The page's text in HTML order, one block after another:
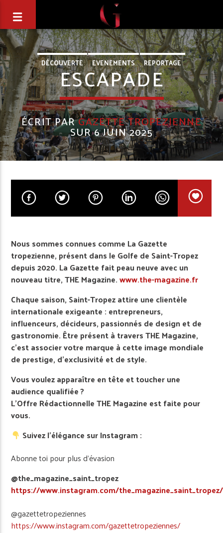
DÉCOUVERTE EVENEMENTS REPORTAGE
ESCAPADE
ÉCRIT PARGAZETTE TROPEZIENNE
SUR 6 JUIN 2025
Nous sommes connues comme La Gazette
tropezienne, présent dans le Golfe de Saint-Tropez
depuis 2020. La Gazette fait peau neuve avec un
nouveau titre, THE Magazine.www.the-magazine.fr
Chaque saison, Saint-Tropez attire une clientèle
internationale exigeante : entrepreneurs,
influenceurs, décideurs, passionnés de design et de
gastronomie. Être présent à travers THE Magazine,
c’est associer votre marque à cette image mondiale
de prestige, d’exclusivité et de style.
Vous voulez apparaître en tête et toucher une
audience qualifiée ?
L’Offre Rédactionnelle THE Magazine est faite pour
vous.
Suivez l’élégance sur Instagram :
Abonne toi pour plus d’évasion
@the_magazine_saint_tropez
https://www.instagram.com/the_magazine_saint_tropez/
@gazettetropeziennes
https://www.instagram.com/gazettetropeziennes/